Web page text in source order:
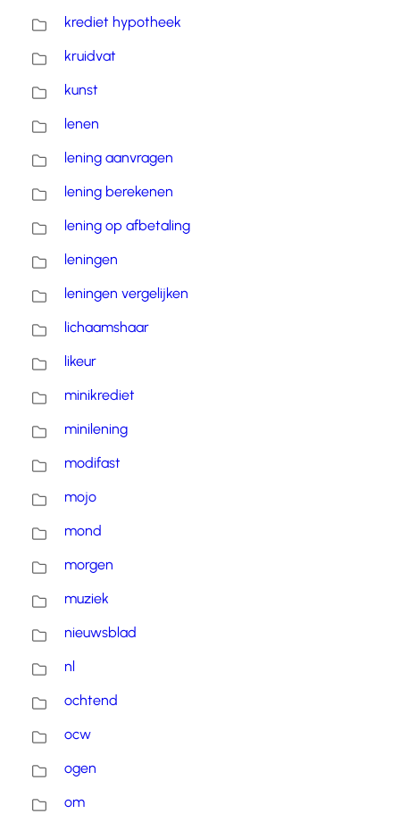
krediet hypotheek
kruidvat
kunst
lenen
lening aanvragen
lening berekenen
lening op afbetaling
leningen
leningen vergelijken
lichaamshaar
likeur
minikrediet
minilening
modifast
mojo
mond
morgen
muziek
nieuwsblad
nl
ochtend
ocw
ogen
om